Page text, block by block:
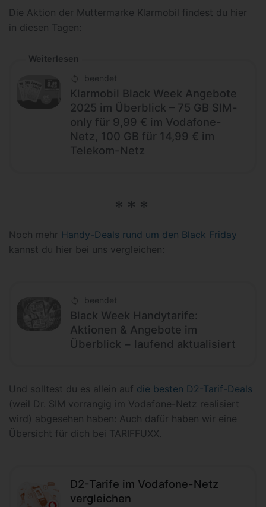
Die Aktion der Muttermarke Klarmobil findest du hier
in diesen Tagen:
Weiterlesen
beendet
Klarmobil Black Week Angebote
2025 im Überblick – 75 GB SIM-
only für 9,99 € im Vodafone-
Netz, 100 GB für 14,99 € im
Telekom-Netz
Noch mehr Handy-Deals rund um den Black Friday
kannst du hier bei uns vergleichen:
beendet
Black Week Handytarife:
Aktionen & Angebote im
Überblick − laufend aktualisiert
Und solltest du es allein auf die besten D2-Tarif-Deals
(weil Dr. SIM vorrangig im Vodafone-Netz realisiert
wird) abgesehen haben: Auch dafür haben wir eine
Übersicht für dich bei TARIFFUXX.
D2-Tarife im Vodafone-Netz
vergleichen